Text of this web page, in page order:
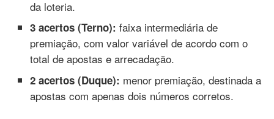
da loteria.
3 acertos (Terno): faixa intermediária de
premiação, com valor variável de acordo com o
total de apostas e arrecadação.
2 acertos (Duque): menor premiação, destinada a
apostas com apenas dois números corretos.